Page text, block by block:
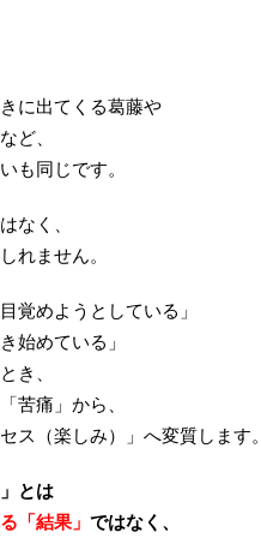
に出てくる葛藤や
ど、
も同じです。
なく、
れません。
覚めようとしている」
始めている」
き、
苦痛」から、
ス（楽しみ）」へ変質します。
とは
「結果」 ではなく、